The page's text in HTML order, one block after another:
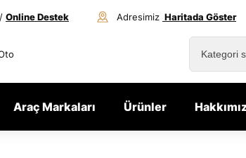
Online Destek Adresimiz Haritada Göster
Araç Markaları Ürünler